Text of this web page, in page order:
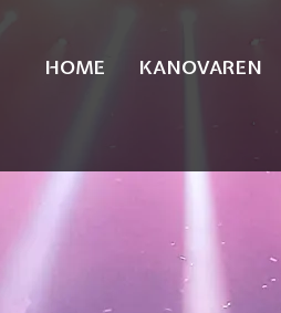
HOME KANOVAREN